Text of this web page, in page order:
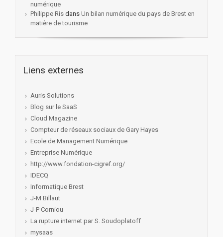
numérique
Philippe Ris dans Un bilan numérique du pays de Brest en
matière de tourisme
Liens externes
Auris Solutions
Blog sur le SaaS
Cloud Magazine
Compteur de réseaux sociaux de Gary Hayes
Ecole de Management Numérique
Entreprise Numérique
http://www.fondation-cigref.org/
IDECQ
Informatique Brest
J-M Billaut
J-P Corniou
La rupture internet par S. Soudoplatoff
mysaas